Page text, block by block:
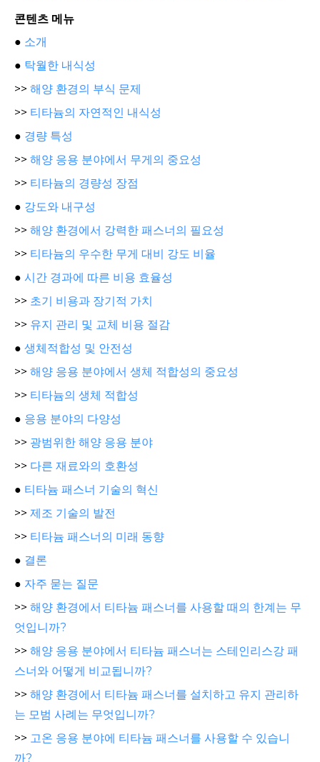
콘텐츠 메뉴
● 소개
● 탁월한 내식성
>> 해양 환경의 부식 문제
>> 티타늄의 자연적인 내식성
● 경량 특성
>> 해양 응용 분야에서 무게의 중요성
>> 티타늄의 경량성 장점
● 강도와 내구성
>> 해양 환경에서 강력한 패스너의 필요성
>> 티타늄의 우수한 무게 대비 강도 비율
● 시간 경과에 따른 비용 효율성
>> 초기 비용과 장기적 가치
>> 유지 관리 및 교체 비용 절감
● 생체적합성 및 안전성
>> 해양 응용 분야에서 생체 적합성의 중요성
>> 티타늄의 생체 적합성
● 응용 분야의 다양성
>> 광범위한 해양 응용 분야
>> 다른 재료와의 호환성
● 티타늄 패스너 기술의 혁신
>> 제조 기술의 발전
>> 티타늄 패스너의 미래 동향
● 결론
● 자주 묻는 질문
>> 해양 환경에서 티타늄 패스너를 사용할 때의 한계는 무
엇입니까?
>> 해양 응용 분야에서 티타늄 패스너는 스테인리스강 패
스너와 어떻게 비교됩니까?
>> 해양 환경에서 티타늄 패스너를 설치하고 유지 관리하
는 모범 사례는 무엇입니까?
>> 고온 응용 분야에 티타늄 패스너를 사용할 수 있습니
까?